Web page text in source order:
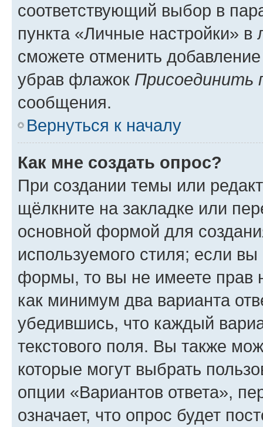
соответствующий выбор в
пункта «Личные настройки»
сможете отменить
убрав флажок Присоединить
сообщения.
Вернуться к началу
Как мне создать опрос?
При создании темы или
щёлкните на закладке или
основной формой для
используемого стиля; если
формы, то вы не имеете прав
как минимум два варианта
убедившись, что каждый
текстового поля. Вы также
которые могут выбрать
опции «Вариантов ответа»,
означает, что опрос будет